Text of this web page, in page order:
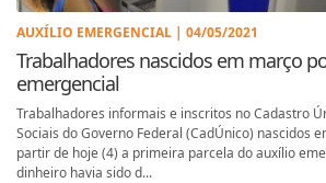
AUXÍLIO EMERGENCIAL | 04/05/2021
Trabalhadores nascidos em março
emergencial
Trabalhadores informais e inscritos no Cadastro
Sociais do Governo Federal (CadÚnico) nascidos
partir de hoje (4) a primeira parcela do auxílio
dinheiro havia sido d...